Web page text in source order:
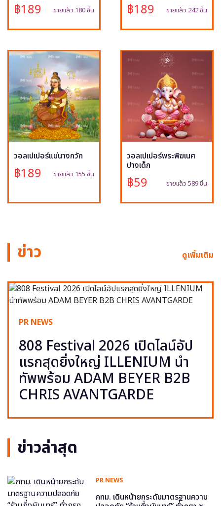
฿189 ขายแล้ว 180 ชิ้น ฿189 ขายแล้ว 242 ชิ้น
วอลเปเปอร์แม่นางกวัก
฿189 ขายแล้ว 155 ชิ้น
วอลเปเปอร์พระพิฆเนศ
ปางเด็ก
฿59 ขายแล้ว 589 ชิ้น
ข่าว ดูเพิ่มเติม
PR NEWS
808 Festival 2026 เปิดไลน์อัป
แรกสุดยิ่งใหญ่ ILLENIUM นำ
ทัพพร้อม ADAM BEYER B2B
CHRIS AVANTGARDE
ข่าวล่าสุด
PR NEWS
กทม. เดินหน้ายกระดับมาตรฐานความ